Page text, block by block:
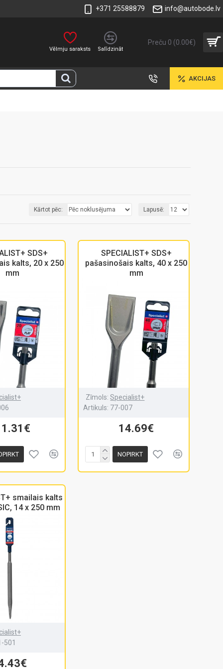
+371 25588879 info@autobode.lv
Vēlmju saraksts Salīdzināt
Preču 0 (0.00€)
AKCIJAS
Kārtot pēc: Lapusē:
SDS+
kalts, 20 x 250
mm
SPECIALIST+ SDS+
pašasinošais kalts, 40 x 250
mm
Zīmols: Specialist+
Artikuls: 77-007
14.69€
NOPIRKT
smailais kalts
14 x 250 mm
501